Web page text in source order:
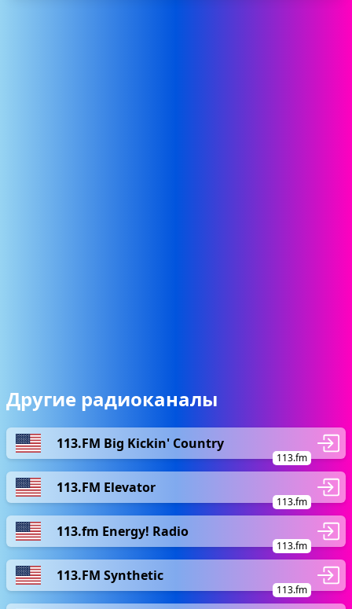
Другие радиоканалы
113.FM Big Kickin' Country
113.fm
113.FM Elevator
113.fm
113.fm Energy! Radio
113.fm
113.FM Synthetic
113.fm